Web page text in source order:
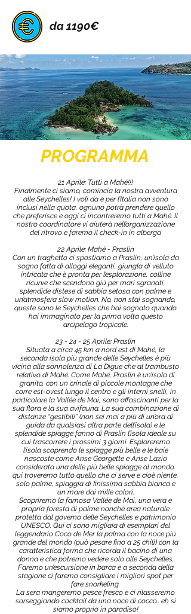
da 1190€
PROGRAMMA
21 Aprile: Tutti a Mahé!!!
Finalmente ci siamo, comincia la nostra avventura
alle Seychelles! I voli da e per l’Italia non sono
inclusi nella quota, ognuno potrà prendere quello
che preferisce e oggi ci incontreremo tutti a Mahé. Il
nostro coordinatore vi aiuterà nell’organizzazione
del ritrovo e faremo il check-in in albergo.
22 Aprile: Mahé - Praslin
Con un traghetto ci spostiamo a Praslin, un’isola da
sogno fatta di alloggi eleganti, giungla di velluto
intricata che è pronta per l’esplorazione, colline
ricurve che scendono giù per mari sgranati,
splendide distese di sabbia setosa con palme e
un’atmosfera slow motion. No, non stai sognando,
queste sono le Seychelles che hai sognato quando
hai immaginato per la prima volta questo
arcipelago tropicale.
23 - 24 - 25 Aprile: Praslin
Situata a circa 45 km a nord est di Mahé, la
seconda isola più grande delle Seychelles è più
vicina alla sonnolenza di La Digue che al trambusto
relativo di Mahé. Come Mahé, Praslin è un’isola di
granito, con un crinale di piccole montagne che
corre est-ovest lungo il centro e gli interni snelli, in
particolare la Vallée de Mai, sono affascinanti per la
sua flora e la sua avifauna. La sua combinazione di
distanze “gestibili” (non sei mai a più di un’ora di
guida da qualsiasi altra parte dell’isola) e le
splendide spiagge fanno di Praslin l’isola ideale su
cui trascorrere i prossimi 3 giorni. Esploreremo
l’isola scoprendo le spiagge più belle e le baie
nascoste come Anse Georgette e Anse Lazio
considerata una delle più belle spiagge al mondo,
qui troveremo tutto quello che ci serve e cioè niente,
solo palme, spiaggia di finissima sabbia bianca e
un mare dai mille colori.
Scopriremo la famosa Vallée de Mai, una vera e
propria foresta di palme nonché area naturale
protetta dal governo delle Seychelles e patrimonio
UNESCO. Qui ci sono migliaia di esemplari del
leggendario Coco de Mer la palma con la noce più
grande del mondo (può pesare fino a 25 chili) con la
caratteristica forma che ricorda il bacino di una
donna e che potremo vedere solo alle Seychelles.
Faremo un’escursione in barca e a seconda della
stagione ci faremo consigliare i migliori spot per
fare snorkeling.
La sera mangeremo pesce fresco e ci rilasseremo
sorseggiando cocktail da una noce di cocco… eh si
siamo proprio in paradiso!